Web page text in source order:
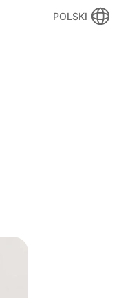
POLSKI